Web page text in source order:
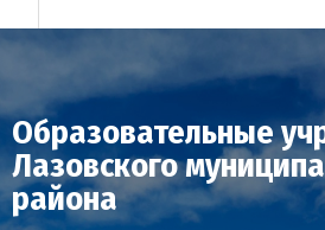
Образовательные
Лазовского
района